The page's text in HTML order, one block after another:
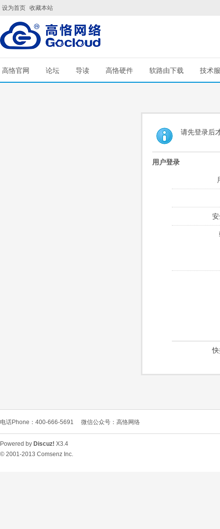
设为首页 收藏本站
高恪官网 论坛 导读 高恪硬件 软路由下载 技术
请先登录后
用户登录
电话Phone：400-666-5691 微信公众号：高恪网络
Powered by Discuz! X3.4
© 2001-2013 Comsenz Inc.